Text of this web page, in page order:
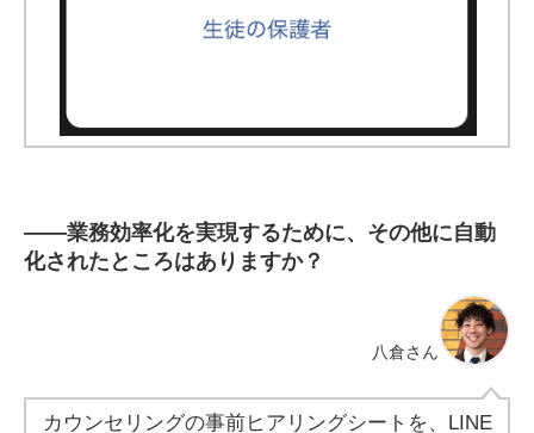
――業務効率化を実現するために、その他に自動
化されたところはありますか？
八倉さん
カウンセリングの事前ヒアリングシートを、LINE